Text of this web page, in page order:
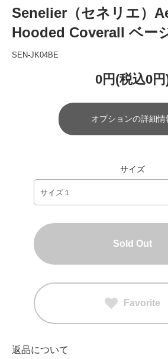
Senelier（セネリエ）
Hooded Coverall ベー
SEN-JK04BE
0円(税込0円
オプションの詳細情
サイズ
Sold Out
Favorite
返品について